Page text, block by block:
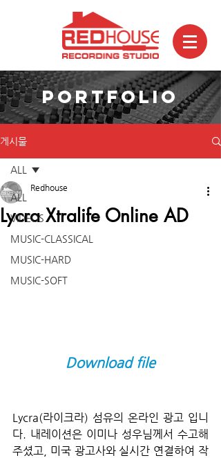
게시물
ALL
VIDEOS
MUSIC-CLASSICAL
MUSIC-HARD
MUSIC-SOFT
ALL
Lycra Xtralife Online AD
Redhouse
Download file
Lycra(라이크라) 섬유의 온라인 광고 입니
다. 내레이션은 이미나 성우님께서 수고해
주셨고, 미국 광고사와 실시간 연결하여 작
PORTFOLIO